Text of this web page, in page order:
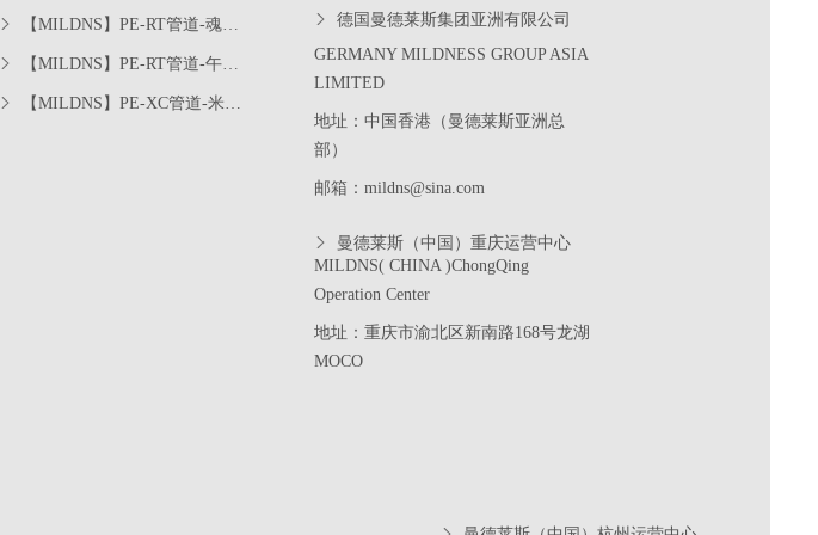
【MILDNS】PE-RT管道-魂动
红系列
【MILDNS】PE-RT管道-午夜
蓝系列
【MILDNS】PE-XC管道-米白
德国曼德莱斯集团亚洲有限公司
GERMANY MILDNESS GROUP ASIA
LIMITED
地址：中国香港（曼德莱斯亚洲总
部）
邮箱：mildns@sina.com
曼德莱斯（中国）重庆运营中心
MILDNS( CHINA )ChongQing
Operation Center
地址：重庆市渝北区新南路168号龙湖
MOCO